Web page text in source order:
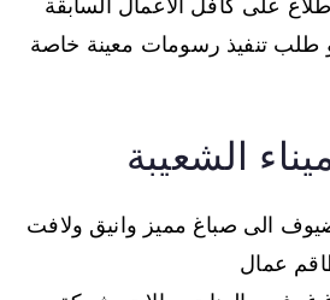
او طلب تنفيذ رسومات معينة خاصة
الشعيبة
الى صباغ مميز وانيق ولافت
عمال